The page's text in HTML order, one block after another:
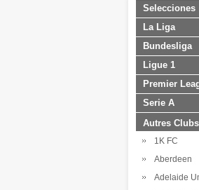
Selecciones
La Liga
Bundesliga
Ligue 1
Premier
Serie A
Autres Clubs
1K FC
Aberdeen
Adelaide